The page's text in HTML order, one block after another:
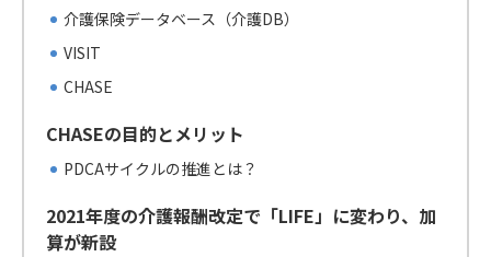
介護保険データベース（介護DB）
VISIT
CHASE
CHASEの目的とメリット
PDCAサイクルの推進とは？
2021年度の介護報酬改定で「LIFE」に変わり、加
算が新設